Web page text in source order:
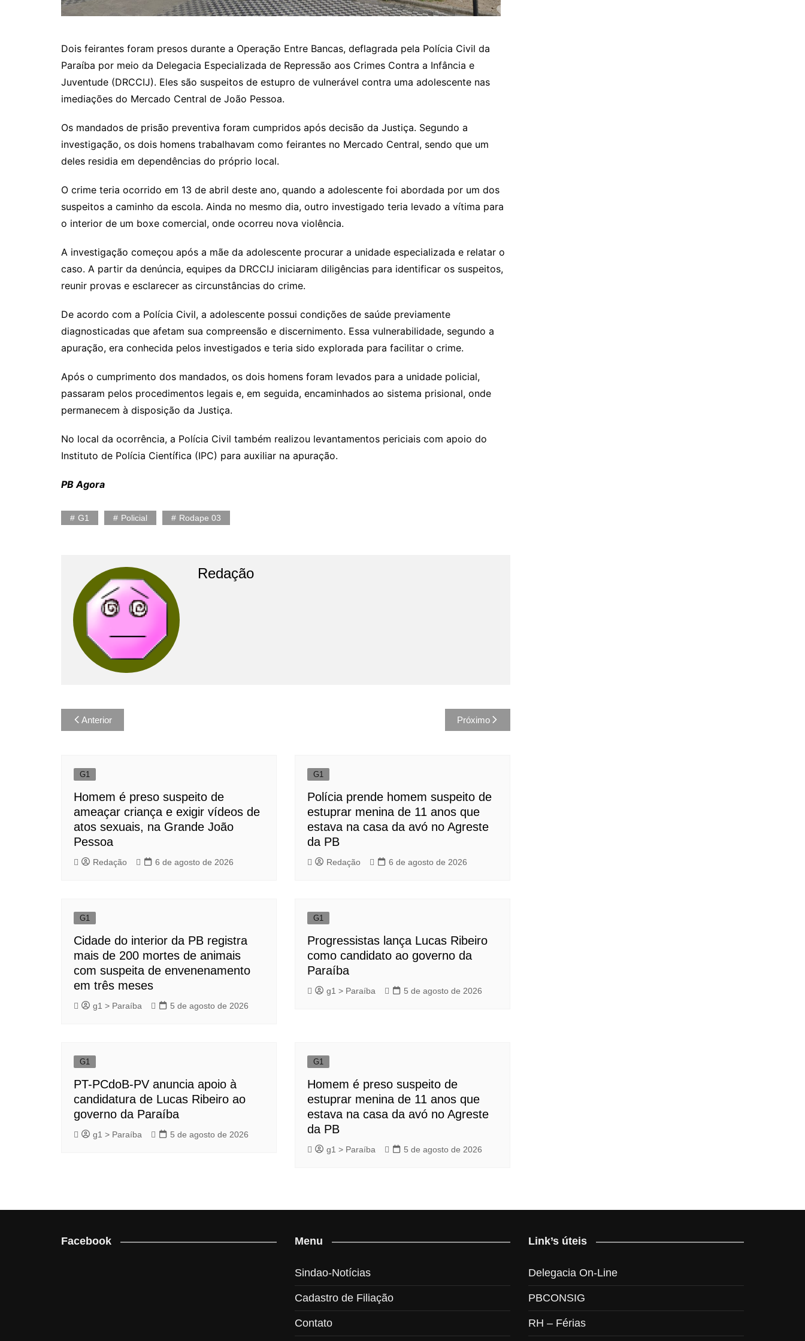
Dois feirantes foram presos durante a Operação Entre Bancas, deflagrada pela Polícia Civil da
Paraíba por meio da Delegacia Especializada de Repressão aos Crimes Contra a Infância e
Juventude (DRCCIJ). Eles são suspeitos de estupro de vulnerável contra uma adolescente nas
imediações do Mercado Central de João Pessoa.
Os mandados de prisão preventiva foram cumpridos após decisão da Justiça. Segundo a
investigação, os dois homens trabalhavam como feirantes no Mercado Central, sendo que um
deles residia em dependências do próprio local.
O crime teria ocorrido em 13 de abril deste ano, quando a adolescente foi abordada por um dos
suspeitos a caminho da escola. Ainda no mesmo dia, outro investigado teria levado a vítima para
o interior de um boxe comercial, onde ocorreu nova violência.
A investigação começou após a mãe da adolescente procurar a unidade especializada e relatar o
caso. A partir da denúncia, equipes da DRCCIJ iniciaram diligências para identificar os suspeitos,
reunir provas e esclarecer as circunstâncias do crime.
De acordo com a Polícia Civil, a adolescente possui condições de saúde previamente
diagnosticadas que afetam sua compreensão e discernimento. Essa vulnerabilidade, segundo a
apuração, era conhecida pelos investigados e teria sido explorada para facilitar o crime.
Após o cumprimento dos mandados, os dois homens foram levados para a unidade policial,
passaram pelos procedimentos legais e, em seguida, encaminhados ao sistema prisional, onde
permanecem à disposição da Justiça.
No local da ocorrência, a Polícia Civil também realizou levantamentos periciais com apoio do
Instituto de Polícia Científica (IPC) para auxiliar na apuração.
PB Agora
G1 Policial Rodape 03
Redação
Navegação
de
Anterior Próximo
G1
Homem é preso suspeito de
ameaçar criança e exigir vídeos de
atos sexuais, na Grande João
Pessoa
Redação 6 de agosto de 2026
G1
Polícia prende homem suspeito de
estuprar menina de 11 anos que
estava na casa da avó no Agreste
da PB
Redação 6 de agosto de 2026
G1
Cidade do interior da PB registra
mais de 200 mortes de animais
com suspeita de envenenamento
em três meses
g1 > Paraíba 5 de agosto de 2026
G1
Progressistas lança Lucas Ribeiro
como candidato ao governo da
Paraíba
g1 > Paraíba 5 de agosto de 2026
G1
PT-PCdoB-PV anuncia apoio à
candidatura de Lucas Ribeiro ao
governo da Paraíba
g1 > Paraíba 5 de agosto de 2026
G1
Homem é preso suspeito de
estuprar menina de 11 anos que
estava na casa da avó no Agreste
da PB
g1 > Paraíba 5 de agosto de 2026
Facebook Menu
Sindao-Notícias
Cadastro de Filiação
Contato
Link’s úteis
Delegacia On-Line
PBCONSIG
RH – Férias